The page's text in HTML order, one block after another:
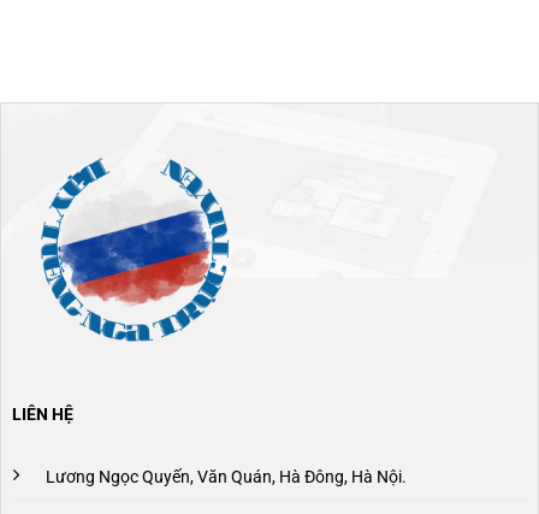
LIÊN HỆ
Lương Ngọc Quyến, Văn Quán, Hà Đông, Hà Nội.